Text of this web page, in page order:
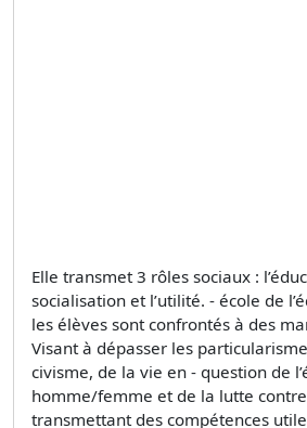
Elle transmet 3 rôles sociaux :
socialisation et l’utilité. - école de
les élèves sont confrontés à des
Visant à dépasser les
civisme, de la vie en - question de
homme/femme et de la lutte
transmettant des compétences